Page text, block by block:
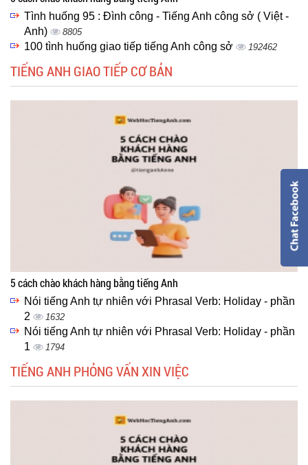
Tình huống 95 : Đình công - Tiếng Anh công sở ( Việt -
Anh)
8805
100 tình huống giao tiếp tiếng Anh công sở 192462
TIẾNG ANH GIAO TIẾP CƠ BẢN
5 cách chào khách hàng bằng tiếng Anh
Nói tiếng Anh tự nhiên với Phrasal Verb: Holiday - phần
2
1632
Nói tiếng Anh tự nhiên với Phrasal Verb: Holiday - phần
1
1794
TIẾNG ANH PHỎNG VẤN XIN VIỆC